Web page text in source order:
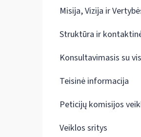
Misija, Vizija ir
Struktūra ir
Konsultavimasis su
Teisinė informacija
Peticijų komisijos
Veiklos sritys